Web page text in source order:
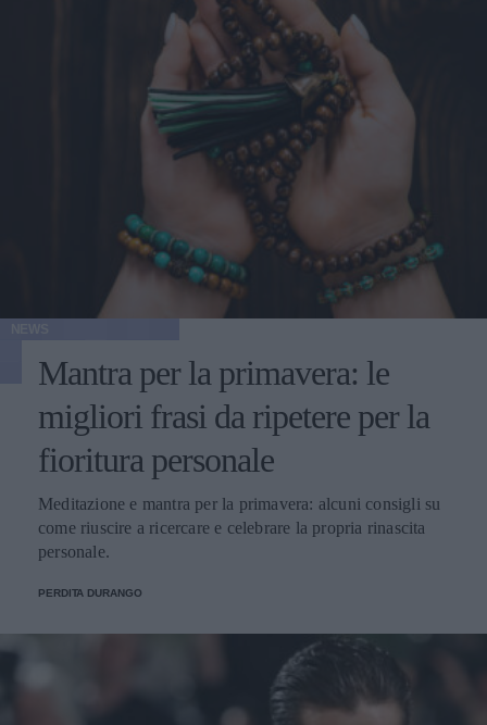
Mantra per la primavera: le
migliori frasi da ripetere per la
fioritura personale
Meditazione e mantra per la primavera: alcuni consigli su
come riuscire a ricercare e celebrare la propria rinascita
personale.
PERDITA DURANGO